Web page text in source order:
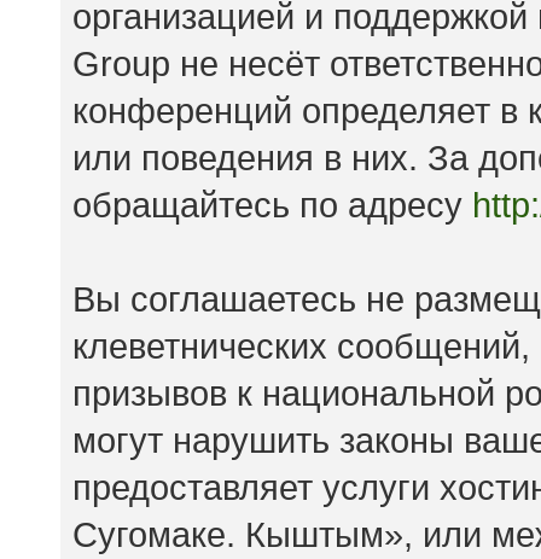
организацией и
Group не несёт
конференций определяет в
или поведения в них. За
обращайтесь по адресу
Вы соглашаетесь не
клеветнических
призывов к национальной
могут нарушить законы
предоставляет услуги
Сугомаке. Кыштым», или